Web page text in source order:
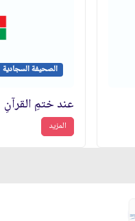
الصحيفة السجادية
عند ختمِ القرآنِ
المزيد